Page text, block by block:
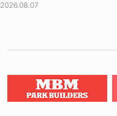
2026.08.07